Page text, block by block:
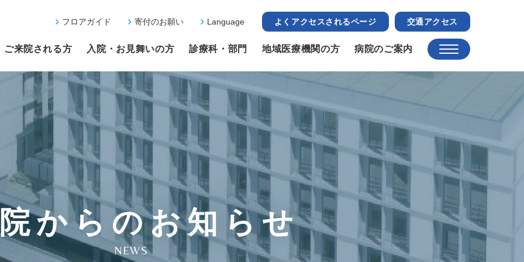
フロアガイド 寄付のお願い Language よくアクセスされるページ 交通アクセス
ご来院される方 入院・お見舞いの方 診療科・部門 地域医療機関の方 病院のご案内
からのお知らせ
NEWS